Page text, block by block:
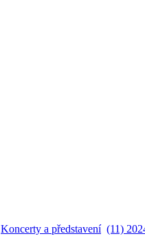
Koncerty a představení (11)